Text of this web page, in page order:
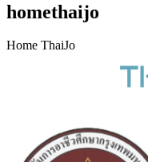
homethaijo
Home ThaiJo